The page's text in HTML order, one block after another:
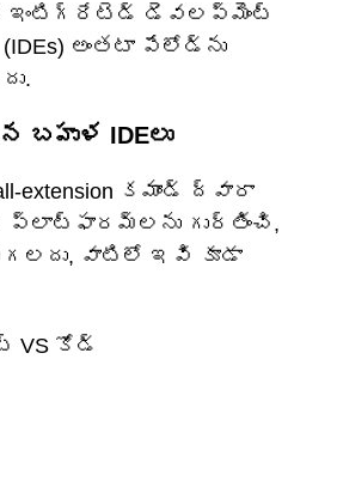
డెవలప్‌మెంట్
అంతటా పేలోడ్‌ను
IDEలు
extension కమాండ్ ద్వారా
గుర్తించి,
వాటిలో ఇవి కూడా
కోడ్